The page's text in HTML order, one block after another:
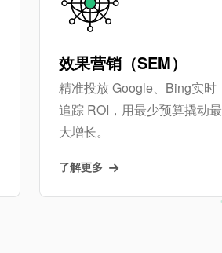
效果营销（SEM）
精准投放 Google、Bing实时
追踪 ROI，用最少预算撬动最
大增长。
了解更多